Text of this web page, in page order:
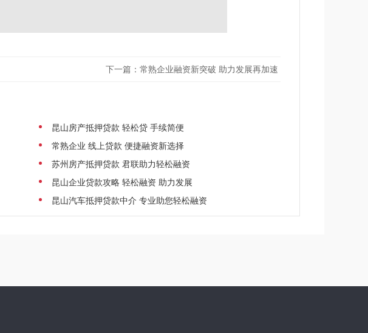
下一篇：常熟企业融资新突破 助力发展再加速
昆山房产抵押贷款 轻松贷 手续简便
常熟企业 线上贷款 便捷融资新选择
苏州房产抵押贷款 君联助力轻松融资
昆山企业贷款攻略 轻松融资 助力发展
昆山汽车抵押贷款中介 专业助您轻松融资